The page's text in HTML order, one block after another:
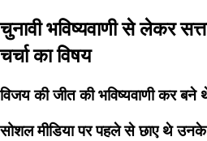
चुनावी भविष्यवाणी से लेकर
चर्चा का विषय
विजय की जीत की भविष्यवाणी कर बने
सोशल मीडिया पर पहले से छाए थे